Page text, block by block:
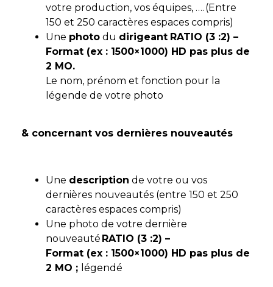
votre production, vos équipes, …. (Entre
150 et 250 caractères espaces compris)
Une photo du dirigeant RATIO (3 :2) –
Format (ex : 1500×1000) HD pas plus de
2 MO.
Le nom, prénom et fonction pour la
légende de votre photo
& concernant vos dernières nouveautés
Une description de votre ou vos
dernières nouveautés (entre 150 et 250
caractères espaces compris)
Une photo de votre dernière
nouveauté RATIO (3 :2) –
Format (ex : 1500×1000) HD pas plus de
2 MO ; légendé